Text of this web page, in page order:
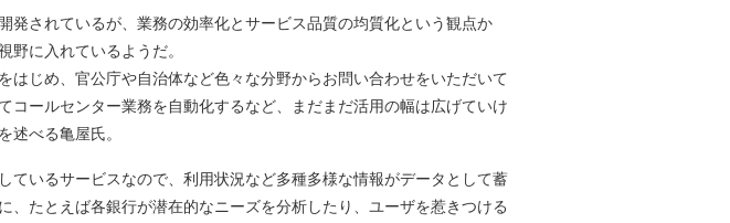
発されているが、業務の効率化とサービス品質の均質化という観点か
野に入れているようだ。
はじめ、官公庁や自治体など色々な分野からお問い合わせをいただいて
コールセンター業務を自動化するなど、まだまだ活用の幅は広げていけ
述べる亀屋氏。
ているサービスなので、利用状況など多種多様な情報がデータとして蓄
、たとえば各銀行が潜在的なニーズを分析したり、ユーザを惹きつける